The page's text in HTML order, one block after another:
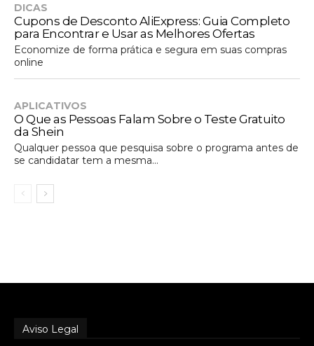
DICAS
Cupons de Desconto AliExpress: Guia Completo
para Encontrar e Usar as Melhores Ofertas
Economize de forma prática e segura em suas compras
online
APLICATIVOS
O Que as Pessoas Falam Sobre o Teste Gratuito
da Shein
Qualquer pessoa que pesquisa sobre o programa antes de
se candidatar tem a mesma...
Aviso Legal